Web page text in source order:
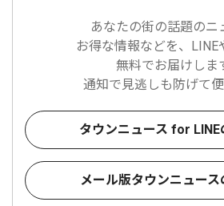
あなたの街の話題のニ
お得な情報などを、LINE
無料でお届けしま
通知で見逃しも防げて便
タウンニュース for LINE
メール版タウンニュース